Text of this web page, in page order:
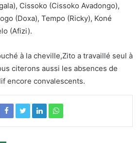
Cissoko (Cissoko Avadongo),
(Doxa), Tempo (Ricky), Koné
(Afizi).
à la cheville,Zito a travaillé seul à
citerons aussi les absences de
encore convalescents.